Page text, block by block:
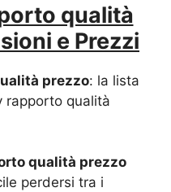
qualità
e Prezzi
prezzo: la lista
rapporto qualità
qualità prezzo
perdersi tra i